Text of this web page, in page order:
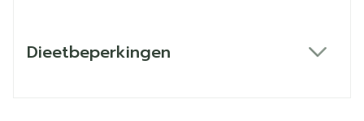
Dieetbeperkingen